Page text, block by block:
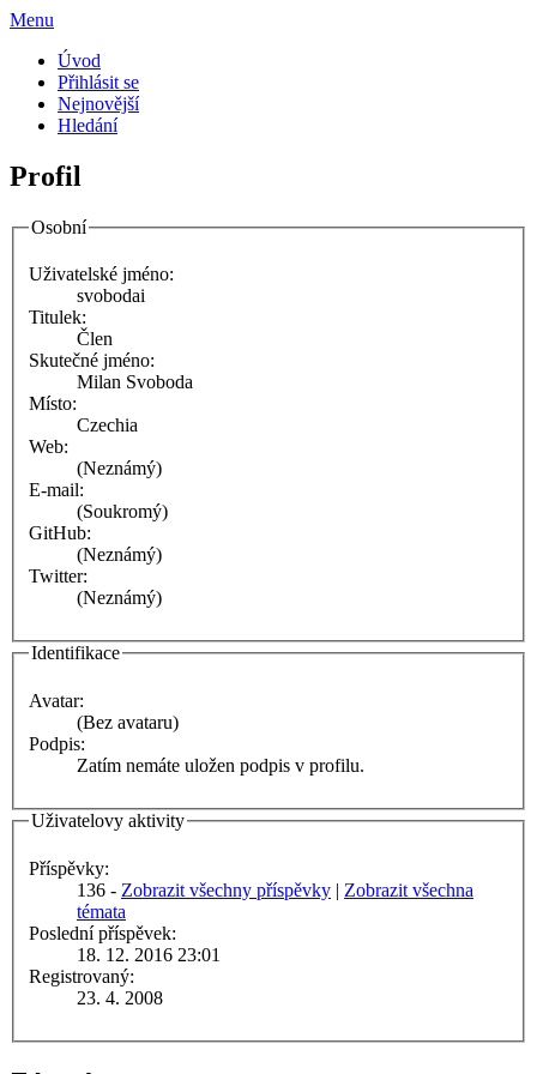
Menu
Úvod
Přihlásit se
Nejnovější
Hledání
Profil
Osobní
Uživatelské jméno:
svobodai
Titulek:
Člen
Skutečné jméno:
Milan Svoboda
Místo:
Czechia
Web:
(Neznámý)
E-mail:
(Soukromý)
GitHub:
(Neznámý)
Twitter:
(Neznámý)
Identifikace
Avatar:
(Bez avataru)
Podpis:
Zatím nemáte uložen podpis v profilu.
Uživatelovy aktivity
Příspěvky:
136 - Zobrazit všechny příspěvky | Zobrazit všechna
témata
Poslední příspěvek:
18. 12. 2016 23:01
Registrovaný:
23. 4. 2008